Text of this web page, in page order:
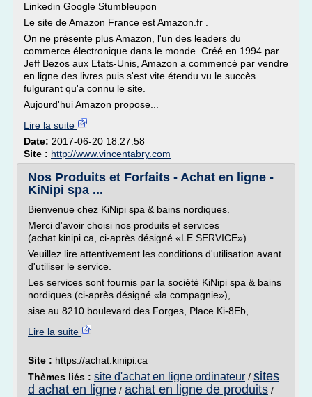
Linkedin Google Stumbleupon
Le site de Amazon France est Amazon.fr .
On ne présente plus Amazon, l'un des leaders du
commerce électronique dans le monde. Créé en 1994 par
Jeff Bezos aux Etats-Unis, Amazon a commencé par vendre
en ligne des livres puis s'est vite étendu vu le succès
fulgurant qu'a connu le site.
Aujourd'hui Amazon propose...
Lire la suite
Date: 2017-06-20 18:27:58
Site : http://www.vincentabry.com
Nos Produits et Forfaits - Achat en ligne -
KiNipi spa ...
Bienvenue chez KiNipi spa & bains nordiques.
Merci d'avoir choisi nos produits et services
(achat.kinipi.ca, ci-après désigné «LE SERVICE»).
Veuillez lire attentivement les conditions d'utilisation avant
d'utiliser le service.
Les services sont fournis par la société KiNipi spa & bains
nordiques (ci-après désigné «la compagnie»),
sise au 8210 boulevard des Forges, Place Ki-8Eb,...
Lire la suite
Site : https://achat.kinipi.ca
Thèmes liés : site d'achat en ligne ordinateur / sites
d achat en ligne / achat en ligne de produits /